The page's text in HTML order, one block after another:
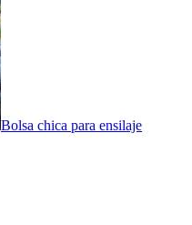
Bolsa chica para ensilaje